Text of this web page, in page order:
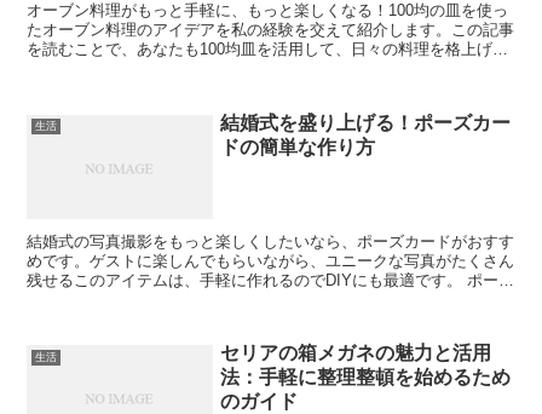
オーブン料理がもっと手軽に、もっと楽しくなる！100均の皿を使っ
たオーブン料理のアイデアを私の経験を交えて紹介します。この記事
を読むことで、あなたも100均皿を活用して、日々の料理を格上げし
生活
結婚式を盛り上げる！ポーズカー
ドの簡単な作り方
結婚式の写真撮影をもっと楽しくしたいなら、ポーズカードがおすす
めです。ゲストに楽しんでもらいながら、ユニークな写真がたくさん
残せるこのアイテムは、手軽に作れるのでDIYにも最適です。 ポーズ
生活
セリアの箱メガネの魅力と活用
法：手軽に整理整頓を始めるため
のガイド